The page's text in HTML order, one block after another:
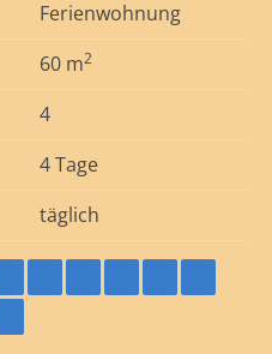
Ferienwohnung
60 m2
4
4 Tage
täglich